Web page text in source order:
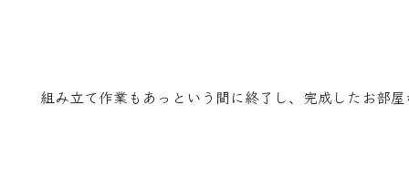
組み立て作業もあっという間に終了し、完成したお部